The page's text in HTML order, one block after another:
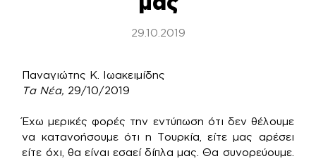
29.10.2019
Παναγιώτης Κ. Ιωακειμίδης
Τα Νέα, 29/10/2019
Έχω μερικές φορές την εντύπωση ότι δεν θέλουμε
να κατανοήσουμε ότι η Τουρκία, είτε μας αρέσει
είτε όχι, θα είναι εσαεί δίπλα μας. Θα συνορεύουμε.